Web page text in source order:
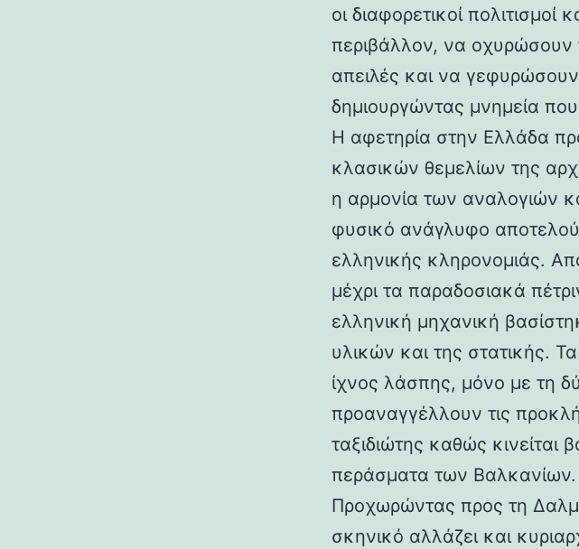
οι διαφορετικοί
περιβάλλον, να οχυρώσουν
απειλές και να
δημιουργώντας μνημεία
Η αφετηρία στην Ελλάδα
κλασικών θεμελίων της
η αρμονία των αναλογιών
φυσικό ανάγλυφο
ελληνικής κληρονομιάς.
μέχρι τα παραδοσιακά
ελληνική μηχανική
υλικών και της στατικής.
ίχνος λάσπης, μόνο με τη
προαναγγέλλουν τις
ταξιδιώτης καθώς κινείται
περάσματα των Βαλκανίων.
Προχωρώντας προς τη
σκηνικό αλλάζει και